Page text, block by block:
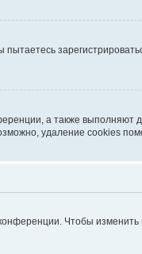
а также выполняют
удаление cookies
Чтобы